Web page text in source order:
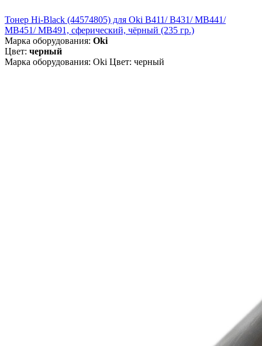
Тонер Hi-Black (44574805) для Oki B411/ B431/ MB441/
MB451/ MB491, сферический, чёрный (235 гр.)
Марка оборудования: Oki
Цвет: черный
Марка оборудования: Oki Цвет: черный